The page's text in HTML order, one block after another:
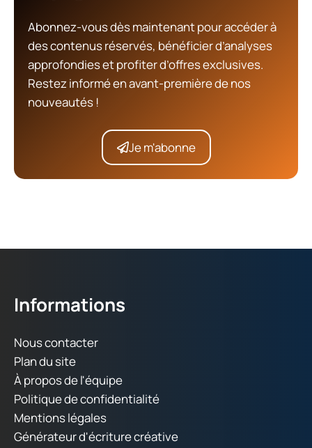
Abonnez-vous dès maintenant pour accéder à
des contenus réservés, bénéficier d’analyses
approfondies et profiter d’offres exclusives.
Restez informé en avant-première de nos
nouveautés !
Je m'abonne
Informations
Nous contacter
Plan du site
À propos de l'équipe
Politique de confidentialité
Mentions légales
Générateur d'écriture créative